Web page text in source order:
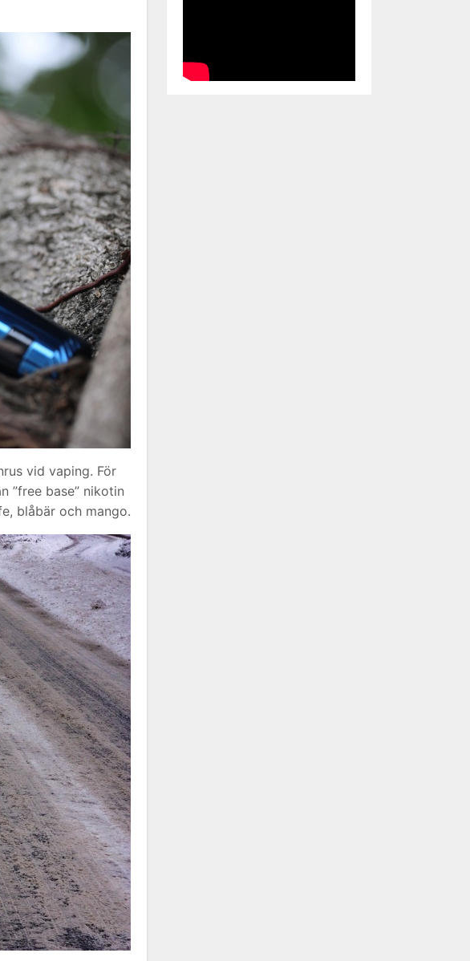
vid vaping. För
”free base” nikotin
blåbär och mango.